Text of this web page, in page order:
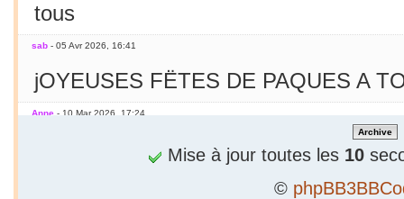
tous
sab - 05 Avr 2026, 16:41
jOYEUSES FËTES DE PAQUES A
Anne - 10 Mar 2026, 17:24
Jamais essayé avec le smarphone
Mise à jour toutes les 10
©